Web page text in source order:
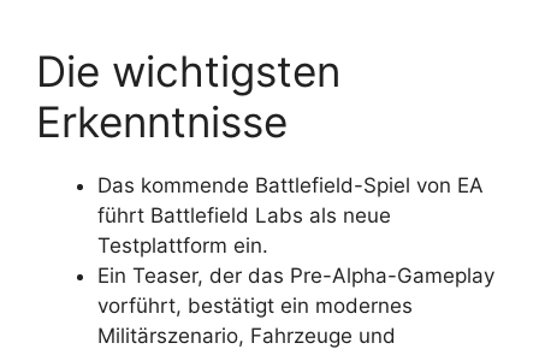
Die wichtigsten
Erkenntnisse
Das kommende Battlefield-Spiel von EA
führt Battlefield Labs als neue
Testplattform ein.
Ein Teaser, der das Pre-Alpha-Gameplay
vorführt, bestätigt ein modernes
Militärszenario, Fahrzeuge und